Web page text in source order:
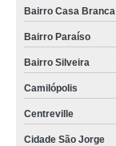
Bairro Casa Branca
Bairro Paraíso
Bairro Silveira
Camilópolis
Centreville
Cidade São Jorge